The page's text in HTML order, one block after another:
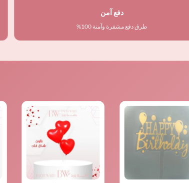
دفع آمن
طرق دفع مشفرة وآمنة 100%